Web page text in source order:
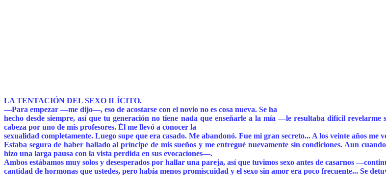
LA TENTACIÓN DEL SEXO ILÍCITO.
—Para empezar —me dijo—, eso de acostarse con el novio no es cosa nueva. Se ha
hecho desde siempre, así que tu generación no tiene nada que enseñarle a la mía —le resultaba difícil
cabeza por uno de mis profesores. Él me llevó a conocer la
sexualidad completamente. Luego supe que era casado. Me abandonó. Fue mi gran secreto... A los veinte años
Estaba segura de haber hallado al príncipe de mis sueños y me entregué nuevamente sin condiciones. Aun
hizo una larga pausa con la vista perdida en sus evocaciones—.
Ambos estábamos muy solos y desesperados por hallar una pareja, así que tuvimos sexo antes de casarnos
cantidad de hormonas que ustedes, pero había menos promiscuidad y el sexo sin amor era poco frecuente... Se